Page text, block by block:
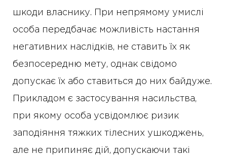
шкоди власнику. При непрямому умислі
особа передбачає можливість настання
негативних наслідків, не ставить їх як
безпосередню мету, однак свідомо
допускає їх або ставиться до них байдуже.
Прикладом є застосування насильства,
при якому особа усвідомлює ризик
заподіяння тяжких тілесних ушкоджень,
але не припиняє дій, допускаючи такі